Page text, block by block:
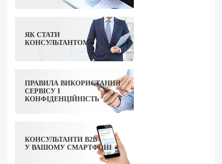
ЯК СТАТИ
КОНСУЛЬТАНТОМ
ПРАВИЛА ВИКОРИСТАННЯ
СЕРВІСУ І
КОНФІДЕНЦІЙНІСТЬ
КОНСУЛЬТАНТИ B2B
У ВАШОМУ СМАРТФОНІ